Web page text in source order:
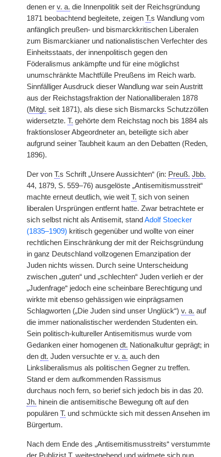
denen er v. a. die Innenpolitik seit der Reichsgründung
1871 beobachtend begleitete, zeigen T.s Wandlung vom
anfänglich preußen- und bismarckkritischen Liberalen
zum Bismarckianer und nationalistischen Verfechter des
Einheitsstaats, der innenpolitisch gegen den
Föderalismus ankämpfte und für eine möglichst
unumschränkte Machtfülle Preußens im Reich warb.
Sinnfälliger Ausdruck dieser Wandlung war sein Austritt
aus der Reichstagsfraktion der Nationalliberalen 1878
(Mitgl. seit 1871), als diese sich Bismarcks Schutzzöllen
widersetzte. T. gehörte dem Reichstag noch bis 1884 als
fraktionsloser Abgeordneter an, beteiligte sich aber
aufgrund seiner Taubheit kaum an den Debatten (Reden,
1896).
Der von T.s Schrift „Unsere Aussichten“ (in: Preuß. Jbb.
44, 1879, S. 559–76) ausgelöste „Antisemitismusstreit“
machte erneut deutlich, wie weit T. sich von seinen
liberalen Ursprüngen entfernt hatte. Zwar betrachtete er
sich selbst nicht als Antisemit, stand Adolf Stoecker
(1835–1909) kritisch gegenüber und wollte von einer
rechtlichen Einschränkung der mit der Reichsgründung
in ganz Deutschland vollzogenen Emanzipation der
Juden nichts wissen. Durch seine Unterscheidung
zwischen „guten“ und „schlechten“ Juden verlieh er der
„Judenfrage“ jedoch eine scheinbare Berechtigung und
wirkte mit ebenso gehässigen wie einprägsamen
Schlagworten („Die Juden sind unser Unglück“) v. a. auf
die immer nationalistischer werdenden Studenten ein.
Sein politisch-kultureller Antisemitismus wurde vom
Gedanken einer homogenen dt. Nationalkultur geprägt; in
den dt. Juden versuchte er v. a. auch den
Linksliberalismus als politischen Gegner zu treffen.
Stand er dem aufkommenden Rassismus
durchaus noch fern, so berief sich jedoch bis in das 20.
Jh. hinein die antisemitische Bewegung oft auf den
populären T. und schmückte sich mit dessen Ansehen im
Bürgertum.
Nach dem Ende des „Antisemitismusstreits“ verstummte